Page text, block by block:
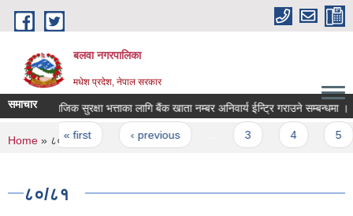
Skip to main content
बलवा नगरपालिका
मधेश प्रदेश, नेपाल सरकार
समाचारसामाजिक सुरक्षा भत्ताका लागि बैंक खाता नम्बर अनिवार्य ईन्ट्रि गराउने सम्बन्धमा ।
Pages
« first ‹ previous
You are here
Home » ८०/८१
८०/८१